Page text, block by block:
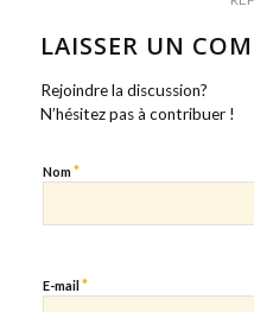
LAISSER UN
Rejoindre la discussion?
N’hésitez pas à contribuer !
Nom*
E-mail *